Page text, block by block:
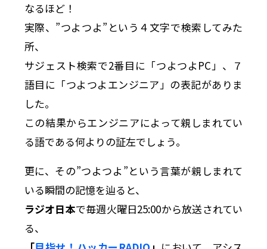
なるほど！
実際、”つよつよ”という４文字で検索してみた
所、
サジェスト検索で2番目に「つよつよPC」、７
語目に「つよつよエンジニア」の表記がありま
した。
この結果からエンジニアによって親しまれてい
る語である何よりの証左でしょう。
更に、その”つよつよ”という言葉が親しまれて
いる瞬間の記憶を辿ると、
ラジオ日本で毎週火曜日25:00から放送されてい
る、